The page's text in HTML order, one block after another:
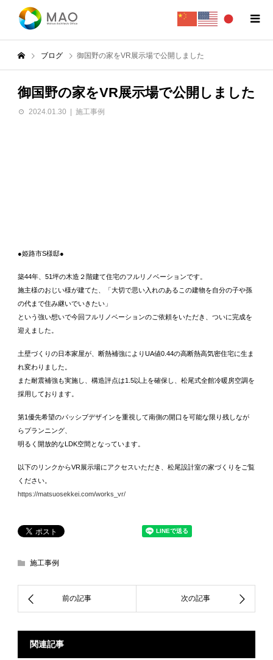
ブログ 御国野の家をVR展示場で公開しました
御国野の家をVR展示場で公開しました
2024.01.30 施工事例
●姫路市S様邸●
築44年、51坪の木造２階建て住宅のフルリノベーションです。
施主様のおじい様が建てた、「大切で思い入れのあるこの建物を自分の子や孫
の代まで住み継いでいきたい」
という強い想いで今回フルリノベーションのご依頼をいただき、ついに完成を
迎えました。
土壁づくりの日本家屋が、断熱補強によりUA値0.44の高断熱高気密住宅に生ま
れ変わりました。
また耐震補強も実施し、構造評点は1.5以上を確保し、松尾式全館冷暖房空調を
採用しております。
第1優先希望のパッシブデザインを重視して南側の開口を可能な限り残しなが
らプランニング、
明るく開放的なLDK空間となっています。
以下のリンクからVR展示場にアクセスいただき、松尾設計室の家づくりをご覧
ください。
https://matsuosekkei.com/works_vr/
施工事例
関連記事